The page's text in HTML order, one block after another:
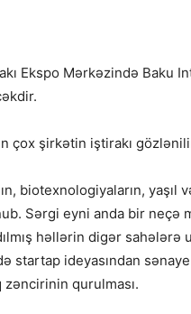
Ekspo Mərkəzində Baku
çox şirkətin iştirakı
biotexnologiyaların, yaşıl
Sərgi eyni anda bir neçə
həllərin digər sahələrə
startap ideyasından
zəncirinin qurulması.